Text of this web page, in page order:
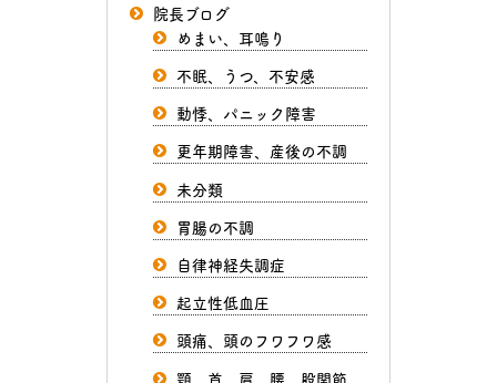
院長ブログ
めまい、耳鳴り
不眠、うつ、不安感
動悸、パニック障害
更年期障害、産後の不調
未分類
胃腸の不調
自律神経失調症
起立性低血圧
頭痛、頭のフワフワ感
顎、首、肩、腰、股関節、